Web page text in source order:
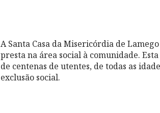
A Santa Casa da Misericórdia de
presta na área social à comunidade.
de centenas de utentes, de todas as
exclusão social.